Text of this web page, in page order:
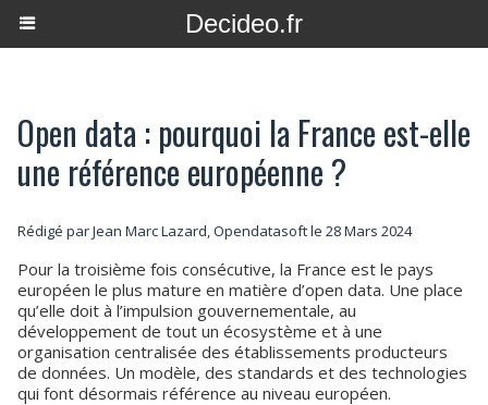
Decideo.fr
Open data : pourquoi la France est-elle
une référence européenne ?
Rédigé par Jean Marc Lazard, Opendatasoft le 28 Mars 2024
Pour la troisième fois consécutive, la France est le pays
européen le plus mature en matière d’open data. Une place
qu’elle doit à l’impulsion gouvernementale, au
développement de tout un écosystème et à une
organisation centralisée des établissements producteurs
de données. Un modèle, des standards et des technologies
qui font désormais référence au niveau européen.